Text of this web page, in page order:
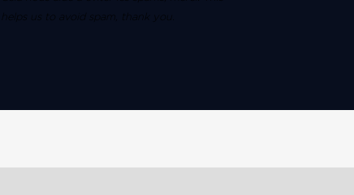
helps us to avoid spam, thank you.
être